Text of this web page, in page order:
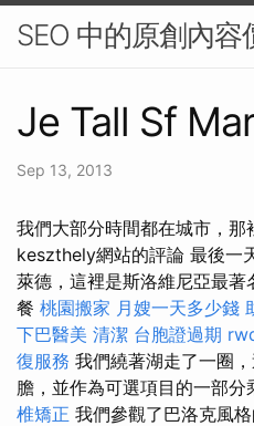
SEO 中的原創內
Je Tall Sf
Sep 13, 2013
我們大部分時間都在城市，
keszthely網站的評論 最後一
萊德，這裡是斯洛維尼亞最
餐 桃園搬家 月嫂一天多少錢
下巴醫美 清潔 台胞證過期
復服務 我們繞著湖走了一圈
膽，並作為可選項目的一部分
椎矯正 我們參觀了巴洛克風